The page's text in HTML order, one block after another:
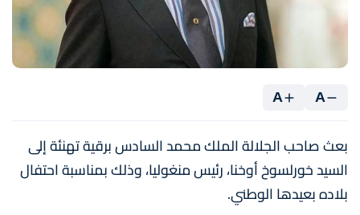
A
A
بعث صاحب الجلالة الملك محمد السادس برقية تهنئة إلى
السيد خورلسوخ أوخنا، رئيس منغوليا، وذلك بمناسبة احتفال
بلاده بعيدها الوطني.